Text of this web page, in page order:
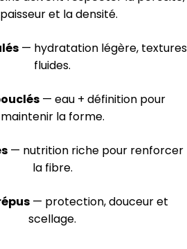
et la densité.
— hydratation légère, textures
fluides.
— eau + définition pour
maintenir la forme.
— nutrition riche pour renforcer
la fibre.
— protection, douceur et
scellage.